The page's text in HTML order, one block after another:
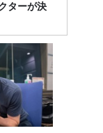
ターが決